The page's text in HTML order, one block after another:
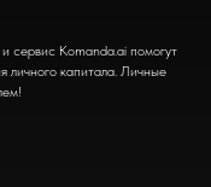
сервис Komanda.ai помогут
личного капитала. Личные